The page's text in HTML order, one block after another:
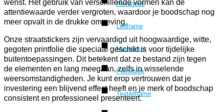
Hexagons
Ledframe
Muurcirkel
Peesdoek
Textielframe
wenst. Het gebruik van verschillende vormen kan de
attentiewaarde verder vergroten, waardoor je boodschap nog
meer opvalt in de drukke omgeving.
Onze straatstickers zijn vervaardigd uit hoogwaardige, witte,
gegoten printfolie die speciaal geschikt is voor tijdelijke
buitentoepassingen. Dit betekent dat ze bestand zijn tegen
de elementen en lang meegaan, zelfs in wisselende
weersomstandigheden. Je kunt erop vertrouwen dat je
investering een blijvend effect heeft en je merk of boodschap
consistent en professioneel presenteert.